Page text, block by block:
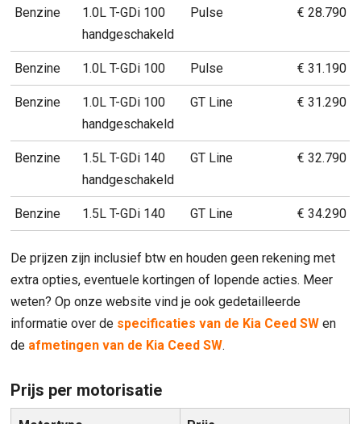
Benzine
1.0L T-GDi 100
handgeschakeld
Pulse € 28.790
Benzine 1.0L T-GDi 100 Pulse € 31.190
Benzine
1.0L T-GDi 100
handgeschakeld
GT Line € 31.290
Benzine
1.5L T-GDi 140
handgeschakeld
GT Line € 32.790
Benzine 1.5L T-GDi 140 GT Line € 34.290
De prijzen zijn inclusief btw en houden geen rekening met
extra opties, eventuele kortingen of lopende acties. Meer
weten? Op onze website vind je ook gedetailleerde
informatie over de specificaties van de Kia Ceed SW en
de afmetingen van de Kia Ceed SW.
Prijs per motorisatie